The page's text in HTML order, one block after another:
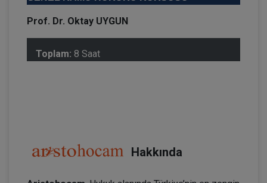
Prof. Dr. Oktay UYGUN
Toplam: 8 Saat
Hakkında